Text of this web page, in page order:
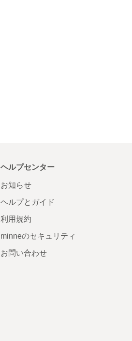
ヘルプセンター
お知らせ
ヘルプとガイド
利用規約
minneのセキュリティ
お問い合わせ